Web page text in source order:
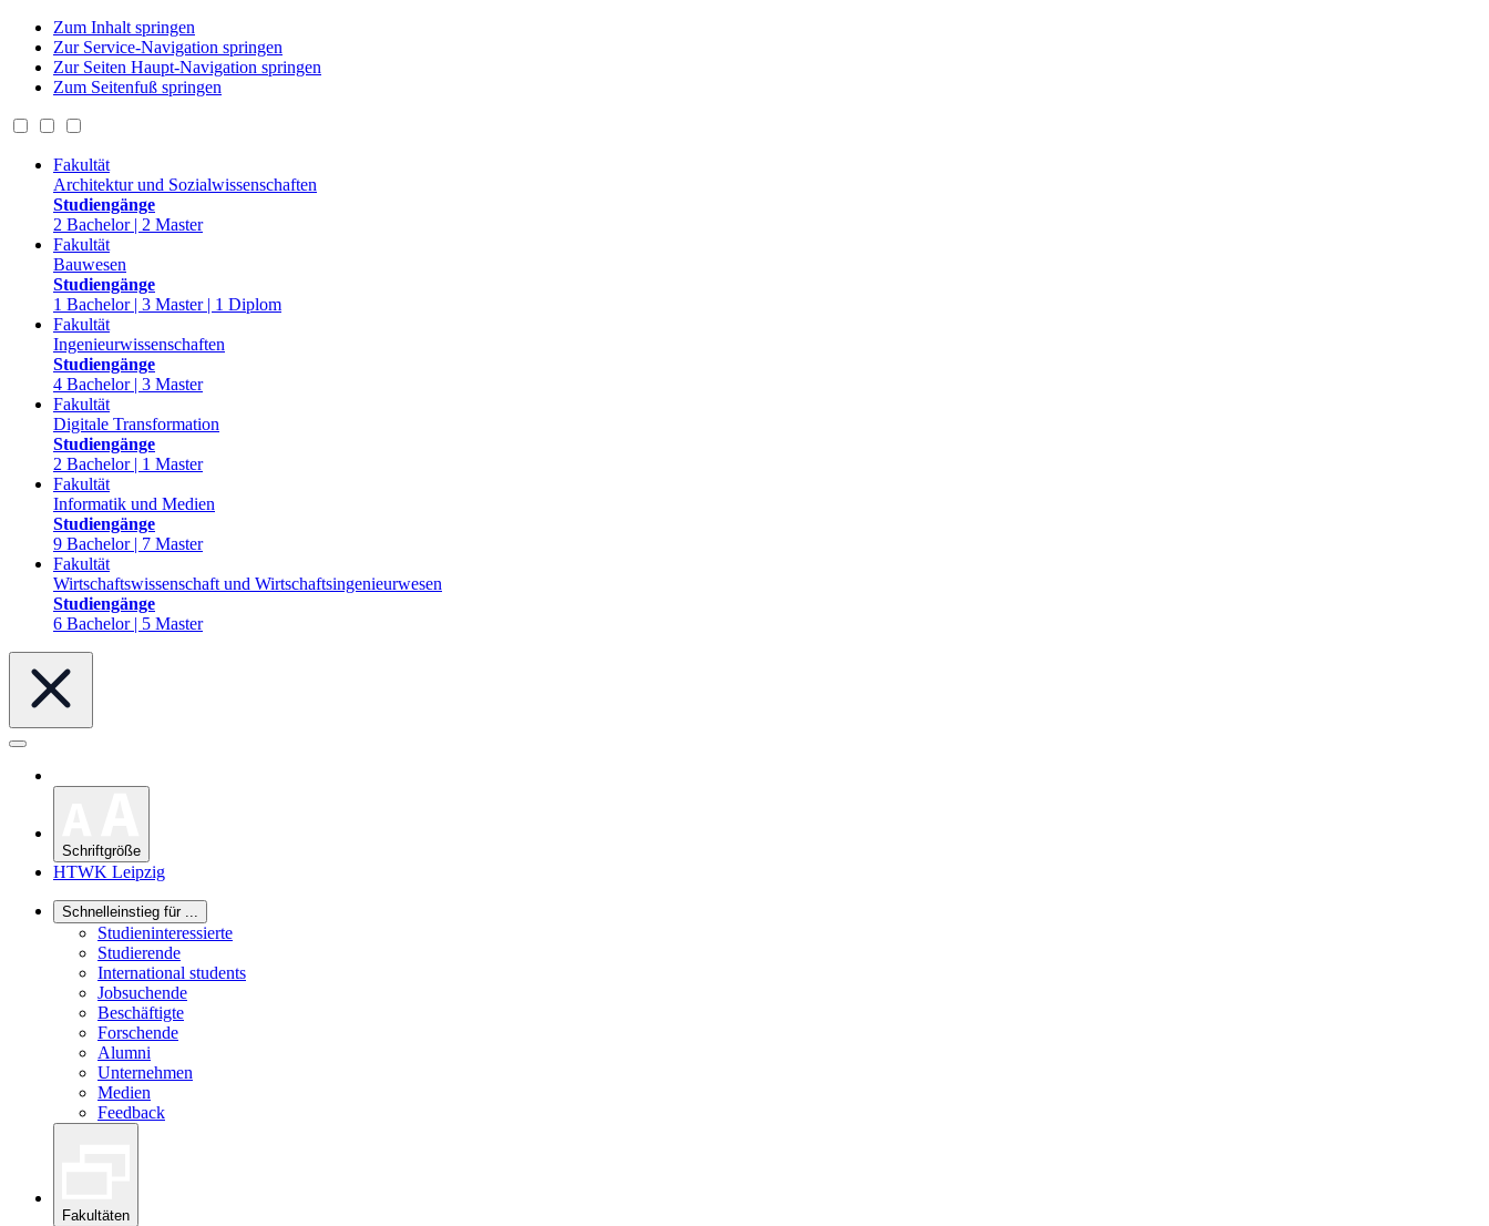
Zum Inhalt springen
Zur Service-Navigation springen
Zur Seiten Haupt-Navigation springen
Zum Seitenfuß springen
Fakultät
Architektur und Sozialwissenschaften
Studiengänge
2 Bachelor | 2 Master
Fakultät
Bauwesen
Studiengänge
1 Bachelor | 3 Master | 1 Diplom
Fakultät
Ingenieurwissenschaften
Studiengänge
4 Bachelor | 3 Master
Fakultät
Digitale Transformation
Studiengänge
2 Bachelor | 1 Master
Fakultät
Informatik und Medien
Studiengänge
9 Bachelor | 7 Master
Fakultät
Wirtschaftswissenschaft und Wirtschaftsingenieurwesen
Studiengänge
6 Bachelor | 5 Master
Schriftgröße
HTWK Leipzig
Schnelleinstieg für ...
Studieninteressierte
Studierende
International students
Jobsuchende
Beschäftigte
Forschende
Alumni
Unternehmen
Medien
Feedback
Fakultäten